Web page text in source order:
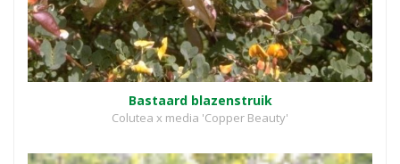
Bastaard blazenstruik
Colutea x media 'Copper Beauty'